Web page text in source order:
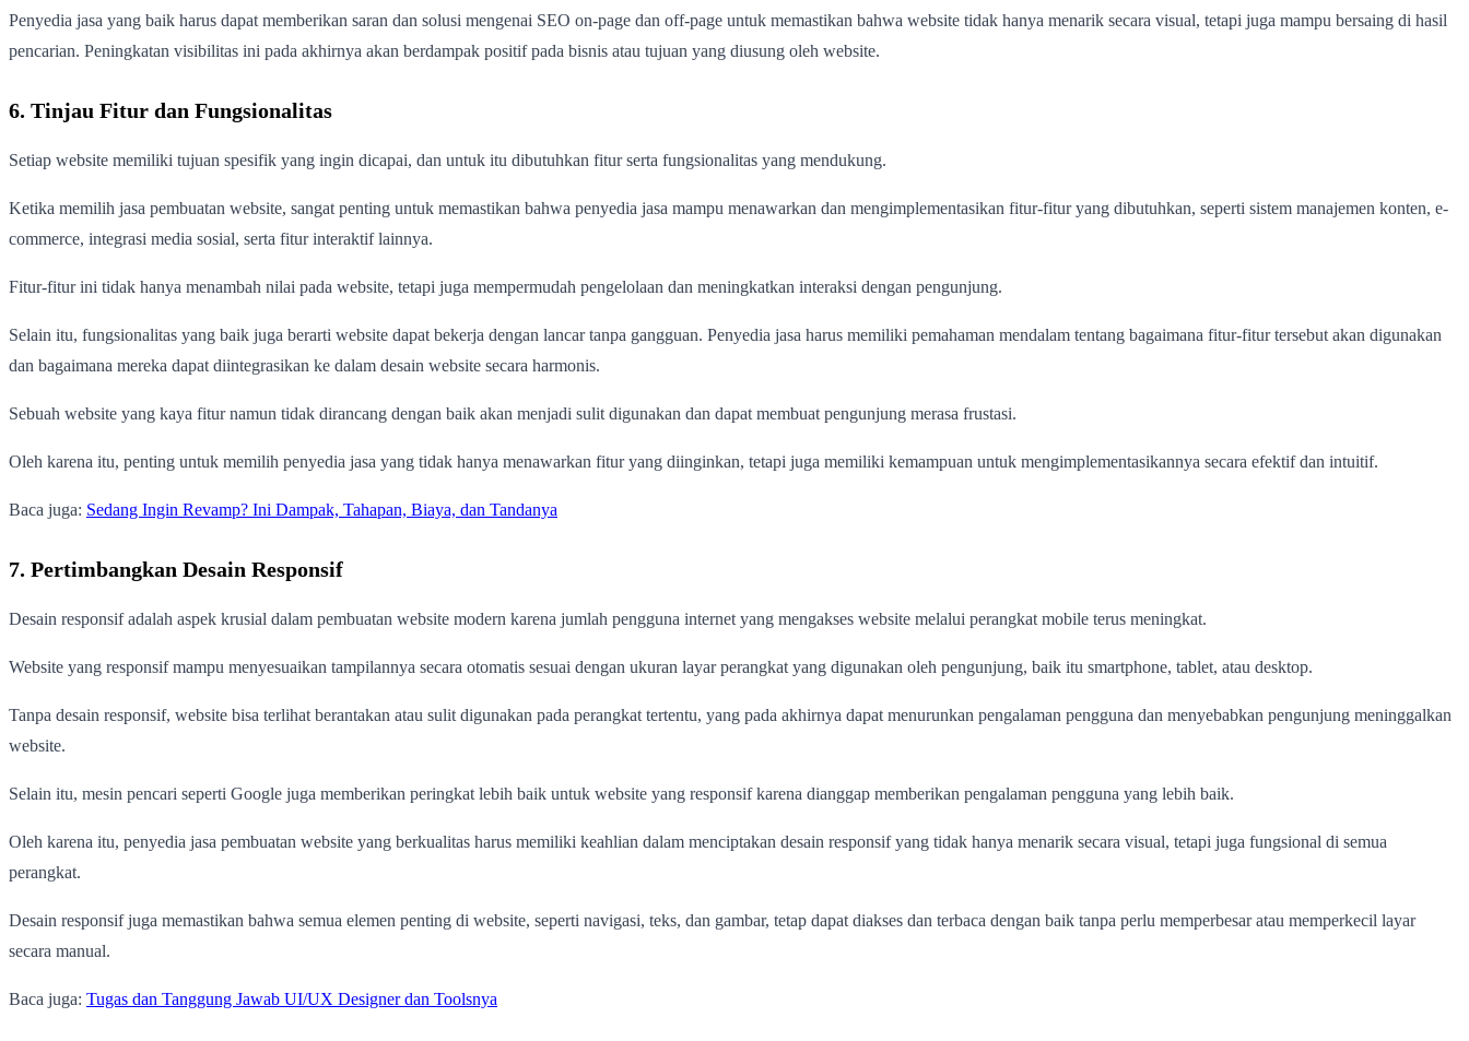
Penyedia jasa yang baik harus dapat memberikan saran dan solusi mengenai SEO on-page dan off-page untuk memastikan bahwa website tidak hanya menarik secara visual, tetapi juga mampu bersaing di hasil
pencarian. Peningkatan visibilitas ini pada akhirnya akan berdampak positif pada bisnis atau tujuan yang diusung oleh website.
6. Tinjau Fitur dan Fungsionalitas
Setiap website memiliki tujuan spesifik yang ingin dicapai, dan untuk itu dibutuhkan fitur serta fungsionalitas yang mendukung.
Ketika memilih jasa pembuatan website, sangat penting untuk memastikan bahwa penyedia jasa mampu menawarkan dan mengimplementasikan fitur-fitur yang dibutuhkan, seperti sistem manajemen konten, e-
commerce, integrasi media sosial, serta fitur interaktif lainnya.
Fitur-fitur ini tidak hanya menambah nilai pada website, tetapi juga mempermudah pengelolaan dan meningkatkan interaksi dengan pengunjung.
Selain itu, fungsionalitas yang baik juga berarti website dapat bekerja dengan lancar tanpa gangguan. Penyedia jasa harus memiliki pemahaman mendalam tentang bagaimana fitur-fitur tersebut akan digunakan
dan bagaimana mereka dapat diintegrasikan ke dalam desain website secara harmonis.
Sebuah website yang kaya fitur namun tidak dirancang dengan baik akan menjadi sulit digunakan dan dapat membuat pengunjung merasa frustasi.
Oleh karena itu, penting untuk memilih penyedia jasa yang tidak hanya menawarkan fitur yang diinginkan, tetapi juga memiliki kemampuan untuk mengimplementasikannya secara efektif dan intuitif.
Baca juga: Sedang Ingin Revamp? Ini Dampak, Tahapan, Biaya, dan Tandanya
7. Pertimbangkan Desain Responsif
Desain responsif adalah aspek krusial dalam pembuatan website modern karena jumlah pengguna internet yang mengakses website melalui perangkat mobile terus meningkat.
Website yang responsif mampu menyesuaikan tampilannya secara otomatis sesuai dengan ukuran layar perangkat yang digunakan oleh pengunjung, baik itu smartphone, tablet, atau desktop.
Tanpa desain responsif, website bisa terlihat berantakan atau sulit digunakan pada perangkat tertentu, yang pada akhirnya dapat menurunkan pengalaman pengguna dan menyebabkan pengunjung meninggalkan
website.
Selain itu, mesin pencari seperti Google juga memberikan peringkat lebih baik untuk website yang responsif karena dianggap memberikan pengalaman pengguna yang lebih baik.
Oleh karena itu, penyedia jasa pembuatan website yang berkualitas harus memiliki keahlian dalam menciptakan desain responsif yang tidak hanya menarik secara visual, tetapi juga fungsional di semua
perangkat.
Desain responsif juga memastikan bahwa semua elemen penting di website, seperti navigasi, teks, dan gambar, tetap dapat diakses dan terbaca dengan baik tanpa perlu memperbesar atau memperkecil layar
secara manual.
Baca juga: Tugas dan Tanggung Jawab UI/UX Designer dan Toolsnya